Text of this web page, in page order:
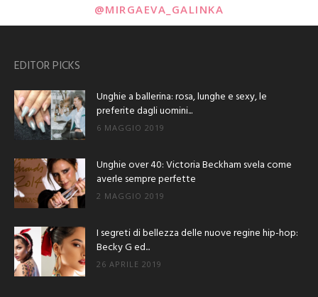
@MIRGAEVA_GALINKA
EDITOR PICKS
Unghie a ballerina: rosa, lunghe e sexy, le
preferite dagli uomini...
6 MAGGIO 2019
Unghie over 40: Victoria Beckham svela come
averle sempre perfette
2 MAGGIO 2019
I segreti di bellezza delle nuove regine hip-hop:
Becky G ed...
26 APRILE 2019